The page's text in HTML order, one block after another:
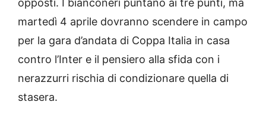
opposti. I bianconeri puntano ai tre punti, ma
martedì 4 aprile dovranno scendere in campo
per la gara d’andata di Coppa Italia in casa
contro l’Inter e il pensiero alla sfida con i
nerazzurri rischia di condizionare quella di
stasera.